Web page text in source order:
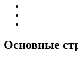
Основные